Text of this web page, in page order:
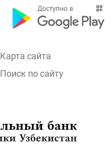
Карта сайта
Поиск по сайту